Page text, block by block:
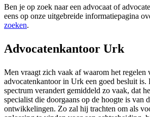
Ben je op zoek naar een advocaat of
eens op onze uitgebreide informatiepagina
zoeken.
Advocatenkantoor Urk
Men vraagt zich vaak af waarom het regelen
advocatenkantoor in Urk een goed besluit is.
spectrum verandert gemiddeld zo vaak, dat
specialist die doorgaans op de hoogte is van
ontwikkelingen. Zo zal hij trachten om als